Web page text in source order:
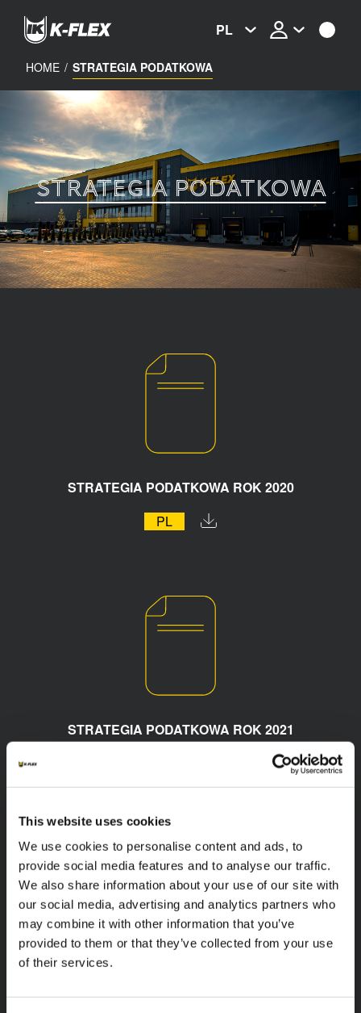
This website uses cookies
We use cookies to personalise content and ads, to
provide social media features and to analyse our traffic.
We also share information about your use of our site with
our social media, advertising and analytics partners who
may combine it with other information that you’ve
provided to them or that they’ve collected from your use
of their services.
content
PL
HOME / STRATEGIA PODATKOWA
STRATEGIA PODATKOWA
STRATEGIA PODATKOWA ROK 2020
PL
STRATEGIA PODATKOWA ROK 2021
STRATEGIA PODATKOWA ROK 2022